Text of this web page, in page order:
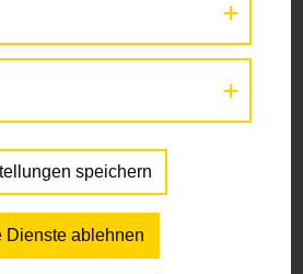
speichern
Dienste ablehnen